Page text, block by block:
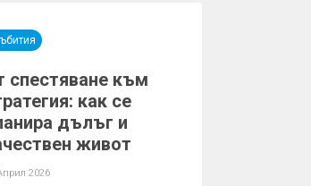
спестяване към
как се
дълъг и
живот
2026